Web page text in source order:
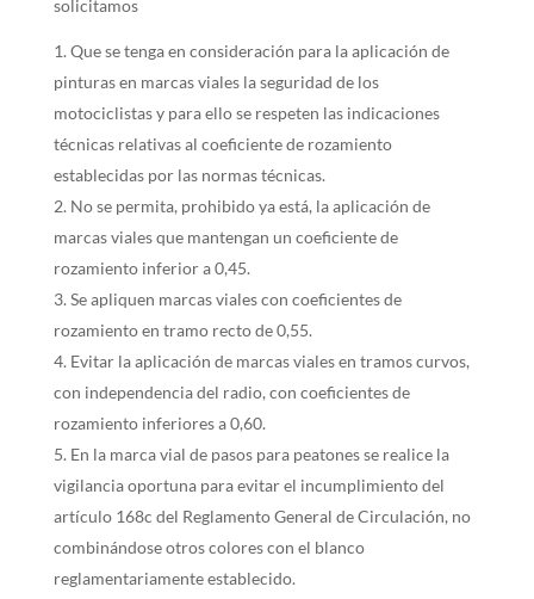
solicitamos
Que se tenga en consideración para la aplicación de
pinturas en marcas viales la seguridad de los
motociclistas y para ello se respeten las indicaciones
técnicas relativas al coeficiente de rozamiento
establecidas por las normas técnicas.
No se permita, prohibido ya está, la aplicación de
marcas viales que mantengan un coeficiente de
rozamiento inferior a 0,45.
Se apliquen marcas viales con coeficientes de
rozamiento en tramo recto de 0,55.
Evitar la aplicación de marcas viales en tramos curvos,
con independencia del radio, con coeficientes de
rozamiento inferiores a 0,60.
En la marca vial de pasos para peatones se realice la
vigilancia oportuna para evitar el incumplimiento del
artículo 168c del Reglamento General de Circulación, no
combinándose otros colores con el blanco
reglamentariamente establecido.